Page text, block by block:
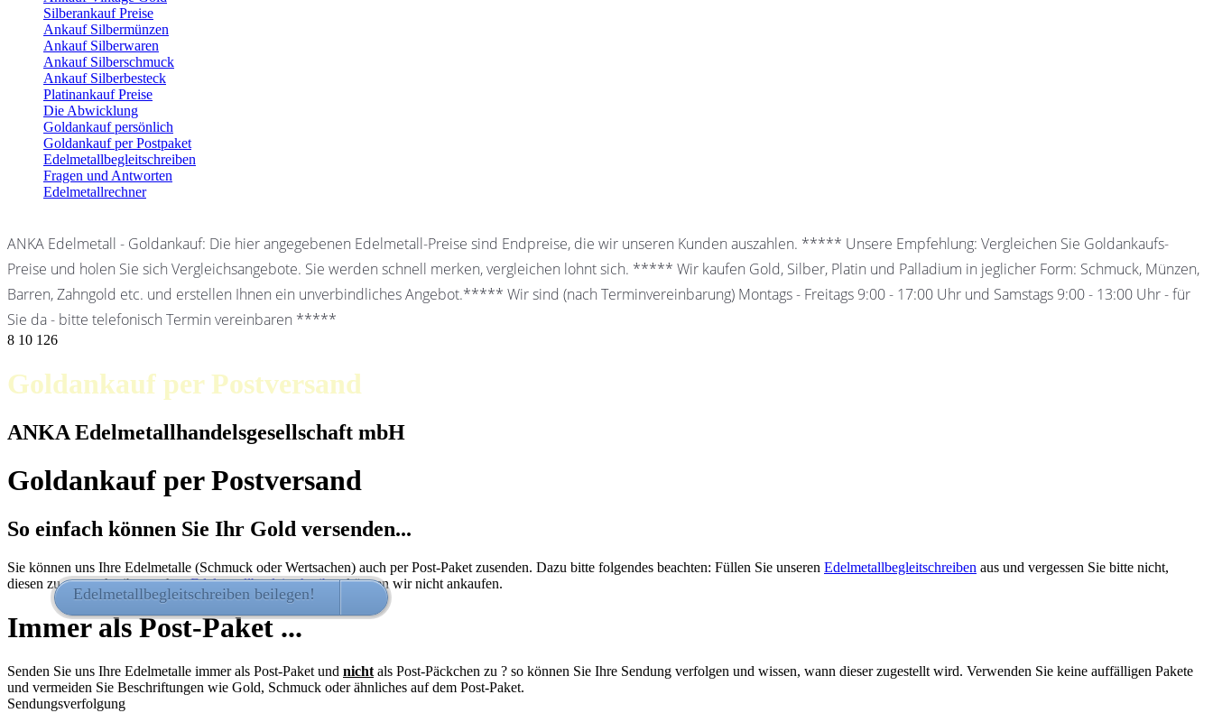
Silberankauf Preise
Ankauf Silbermünzen
Ankauf Silberwaren
Ankauf Silberschmuck
Ankauf Silberbesteck
Platinankauf Preise
Die Abwicklung
Goldankauf persönlich
Goldankauf per Postpaket
Edelmetallbegleitschreiben
Fragen und Antworten
Edelmetallrechner
ANKA Edelmetall - Goldankauf: Die hier angegebenen Edelmetall-Preise sind Endpreise, die wir unseren Kunden auszahlen. ***** Unsere Empfehlung: Vergleichen Sie Goldankaufs-
Preise und holen Sie sich Vergleichsangebote. Sie werden schnell merken, vergleichen lohnt sich. ***** Wir kaufen Gold, Silber, Platin und Palladium in jeglicher Form: Schmuck, Münzen,
Barren, Zahngold etc. und erstellen Ihnen ein unverbindliches Angebot.***** Wir sind (nach Terminvereinbarung) Montags - Freitags 9:00 - 17:00 Uhr und Samstags 9:00 - 13:00 Uhr - für
Sie da - bitte telefonisch Termin vereinbaren *****
8 10 126
Goldankauf per Postversand
ANKA Edelmetallhandelsgesellschaft mbH
Goldankauf per Postversand
So einfach können Sie Ihr Gold versenden...
Sie können uns Ihre Edelmetalle (Schmuck oder Wertsachen) auch per Post-Paket zusenden. Dazu bitte folgendes beachten: Füllen Sie unseren Edelmetallbegleitschreiben aus und vergessen Sie bitte nicht,
diesen zu unterschreiben - ohneEdelmetallbegleitschreibenkönnen wir nicht ankaufen.
Immer als Post-Paket ...
Senden Sie uns Ihre Edelmetalle immer als Post-Paket und nichtals Post-Päckchen zu ? so können Sie Ihre Sendung verfolgen und wissen, wann dieser zugestellt wird. Verwenden Sie keine auffälligen Pakete
und vermeiden Sie Beschriftungen wie Gold, Schmuck oder ähnliches auf dem Post-Paket.
Sendungsverfolgung
Edelmetallbegleitschreiben beilegen! HIER KOSTENLOS LADEN